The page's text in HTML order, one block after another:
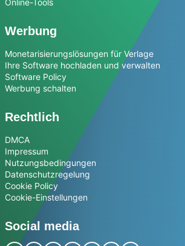
Online-Tools
Werbung
Monetarisierungslösungen für Verlage
Ihre Software hochladen und verwalten
Software Policy
Werbung schalten
Rechtlich
DMCA
Impressum
Nutzungsbedingungen
Datenschutzregelung
Cookie Policy
Cookie-Einstellungen
Social media